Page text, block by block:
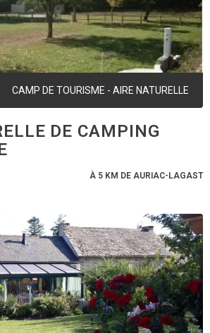
CAMP DE TOURISME - AIRE NATURELLE
DE CAMPING
À 5 KM DE AURIAC-LAGAST